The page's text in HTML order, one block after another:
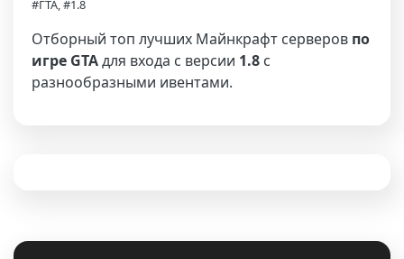
#ГТА, #1.8
Отборный топ лучших Майнкрафт серверов по
игре GTAдля входа с версии 1.8 с
разнообразными ивентами.